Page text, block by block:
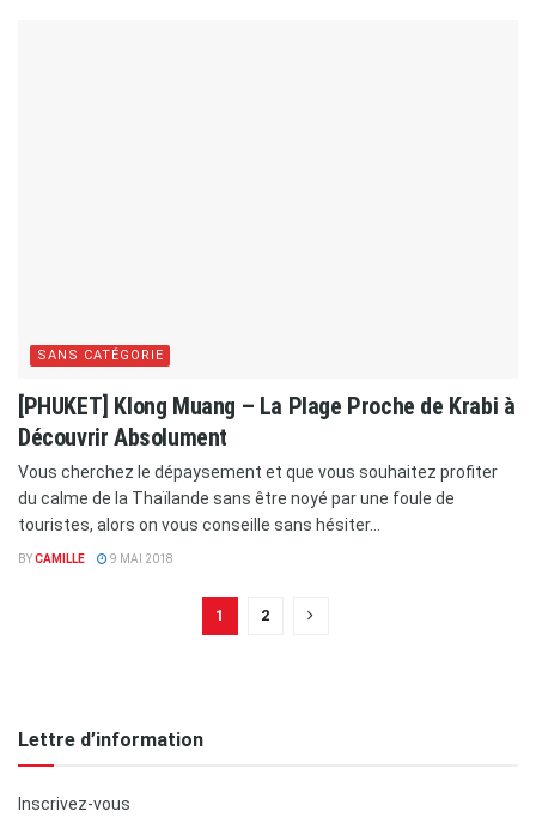
SANS CATÉGORIE
[PHUKET] Klong Muang – La Plage Proche de Krabi à
Découvrir Absolument
Vous cherchez le dépaysement et que vous souhaitez profiter
du calme de la Thaïlande sans être noyé par une foule de
touristes, alors on vous conseille sans hésiter...
BYCAMILLE 9 MAI 2018
1 2
Lettre d’information
Inscrivez-vous